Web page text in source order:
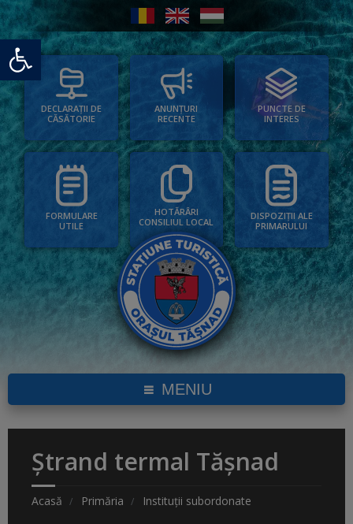
Deschide bara de unelte
DECLARAȚII DE
CĂSĂTORIE
ANUNȚURI
RECENTE
PUNCTE DE
INTERES
FORMULARE
UTILE
HOTĂRÂRI
CONSILIUL LOCAL
DISPOZIȚII ALE
PRIMARULUI
MENIU
Ștrand termal Tășnad
Acasă Primăria Instituții subordonate